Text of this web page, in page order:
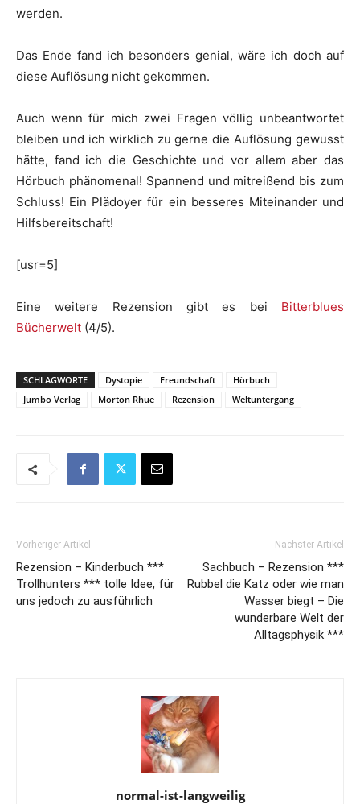
werden.
Das Ende fand ich besonders genial, wäre ich doch auf
diese Auflösung nicht gekommen.
Auch wenn für mich zwei Fragen völlig unbeantwortet
bleiben und ich wirklich zu gerne die Auflösung gewusst
hätte, fand ich die Geschichte und vor allem aber das
Hörbuch phänomenal! Spannend und mitreißend bis zum
Schluss! Ein Plädoyer für ein besseres Miteinander und
Hilfsbereitschaft!
[usr=5]
Eine weitere Rezension gibt es bei Bitterblues
Bücherwelt (4/5).
SCHLAGWORTE Dystopie Freundschaft
Hörbuch
Jumbo Verlag
Morton Rhue Rezension Weltuntergang
Vorheriger Artikel
Rezension – Kinderbuch ***
Trollhunters *** tolle Idee, für
uns jedoch zu ausführlich
Nächster Artikel
Sachbuch – Rezension ***
Rubbel die Katz oder wie man
Wasser biegt – Die
wunderbare Welt der
Alltagsphysik ***
normal-ist-langweilig